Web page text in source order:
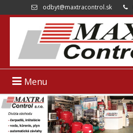
odbyt@maxtracontrol.sk
Menu